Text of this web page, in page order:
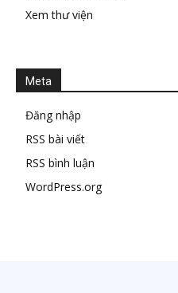
Xem thư viện
Meta
Đăng nhập
RSS bài viết
RSS bình luận
WordPress.org